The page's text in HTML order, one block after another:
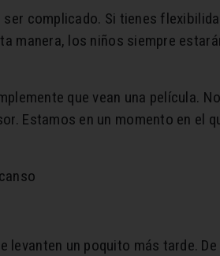
complicado. Si tienes
manera, los niños siempre
que vean una película.
Estamos en un momento en el
un poquito más tarde.